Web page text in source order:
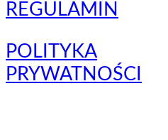
REGULAMIN
POLITYKA
PRYWATNOŚCI